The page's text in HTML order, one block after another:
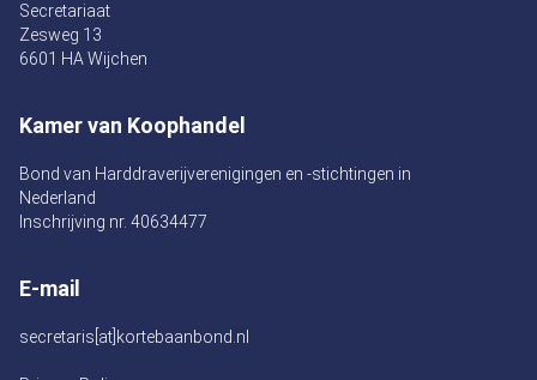
Secretariaat
Zesweg 13
6601 HA Wijchen
Kamer van Koophandel
Bond van Harddraverijverenigingen en -stichtingen in
Nederland
Inschrijving nr. 40634477
E-mail
secretaris[at]kortebaanbond.nl